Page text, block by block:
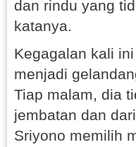
dan rindu yang
katanya.
Kegagalan kali
menjadi
Tiap malam, dia
jembatan dan
Sriyono memilih